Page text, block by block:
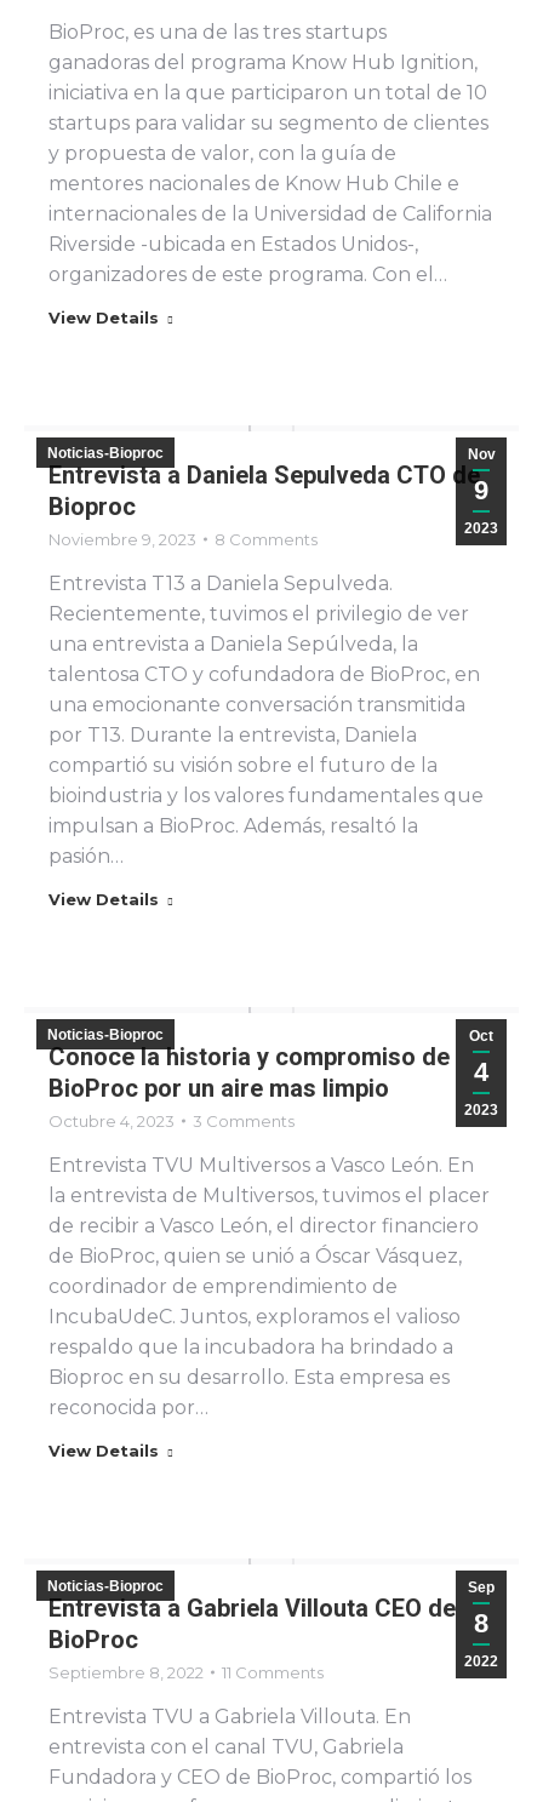
BioProc, es una de las tres startups
ganadoras del programa Know Hub Ignition,
iniciativa en la que participaron un total de 10
startups para validar su segmento de clientes
y propuesta de valor, con la guía de
mentores nacionales de Know Hub Chile e
internacionales de la Universidad de California
Riverside -ubicada en Estados Unidos-,
organizadores de este programa. Con el…
View Details
Nov
9
2023
Noticias-Bioproc
Entrevista a Daniela Sepulveda CTO de
Bioproc
Noviembre 9, 2023 8 Comments
Entrevista T13 a Daniela Sepulveda.
Recientemente, tuvimos el privilegio de ver
una entrevista a Daniela Sepúlveda, la
talentosa CTO y cofundadora de BioProc, en
una emocionante conversación transmitida
por T13. Durante la entrevista, Daniela
compartió su visión sobre el futuro de la
bioindustria y los valores fundamentales que
impulsan a BioProc. Además, resaltó la
pasión…
View Details
Oct
4
2023
Noticias-Bioproc
Conoce la historia y compromiso de
BioProc por un aire mas limpio
Octubre 4, 2023 3 Comments
Entrevista TVU Multiversos a Vasco León. En
la entrevista de Multiversos, tuvimos el placer
de recibir a Vasco León, el director financiero
de BioProc, quien se unió a Óscar Vásquez,
coordinador de emprendimiento de
IncubaUdeC. Juntos, exploramos el valioso
respaldo que la incubadora ha brindado a
Bioproc en su desarrollo. Esta empresa es
reconocida por…
View Details
Sep
8
2022
Noticias-Bioproc
Entrevista a Gabriela Villouta CEO de
BioProc
Septiembre 8, 2022 11 Comments
Entrevista TVU a Gabriela Villouta. En
entrevista con el canal TVU, Gabriela
Fundadora y CEO de BioProc, compartió los